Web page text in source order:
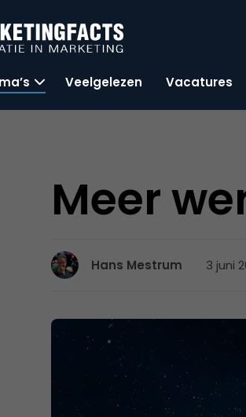
Veelgelezen Vacatures
Meer
Hans Mestrum 3 juni